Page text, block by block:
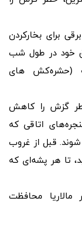
برای بخارکردن
خود در طول شب
(حشره‌کش ‌های
گزش را کاهش
اتاقی که
قبل از غروب
تا هر پشه‌ای که
مالاریا محافظت